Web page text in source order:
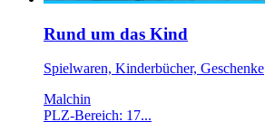
Rund um das Kind
Spielwaren, Kinderbücher, Geschenke
Malchin
PLZ-Bereich: 17...